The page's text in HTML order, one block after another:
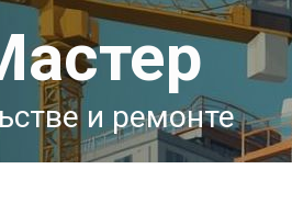
и ремонте